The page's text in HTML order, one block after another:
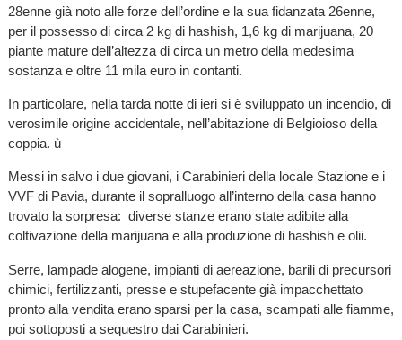
28enne già noto alle forze dell’ordine e la sua fidanzata 26enne,
per il possesso di circa 2 kg di hashish, 1,6 kg di marijuana, 20
piante mature dell’altezza di circa un metro della medesima
sostanza e oltre 11 mila euro in contanti.
In particolare, nella tarda notte di ieri si è sviluppato un incendio, di
verosimile origine accidentale, nell’abitazione di Belgioioso della
coppia. ù
Messi in salvo i due giovani, i Carabinieri della locale Stazione e i
VVF di Pavia, durante il sopralluogo all’interno della casa hanno
trovato la sorpresa: diverse stanze erano state adibite alla
coltivazione della marijuana e alla produzione di hashish e olii.
Serre, lampade alogene, impianti di aereazione, barili di precursori
chimici, fertilizzanti, presse e stupefacente già impacchettato
pronto alla vendita erano sparsi per la casa, scampati alle fiamme,
poi sottoposti a sequestro dai Carabinieri.